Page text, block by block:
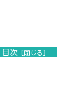
目次